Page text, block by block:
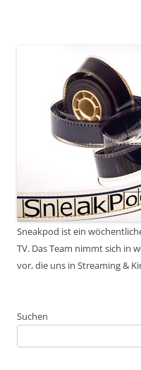
Sneakpod ist ein
TV. Das Team nimmt sich in
vor, die uns in Streaming &
Suchen